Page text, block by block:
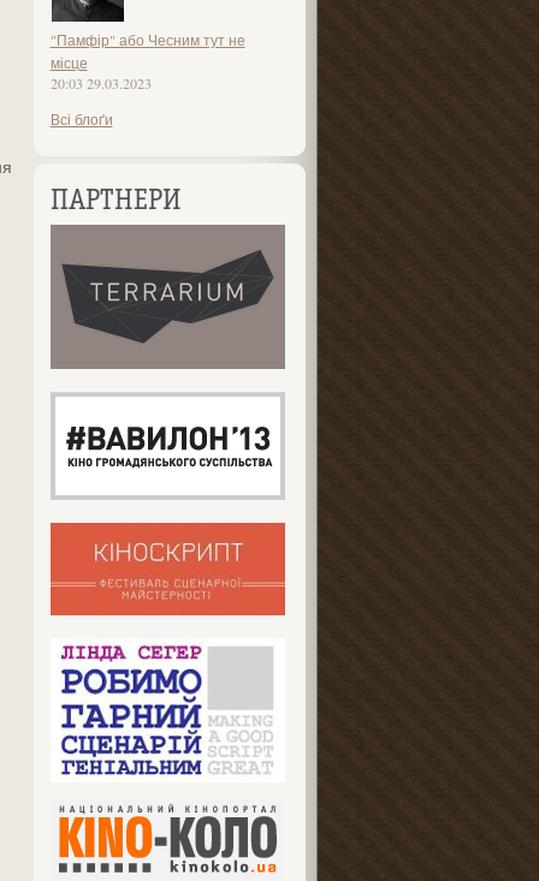
"Памфір" або Чесним тут не
місце
20:03 29.03.2023
Всі блоґи
ПАРТНЕРИ